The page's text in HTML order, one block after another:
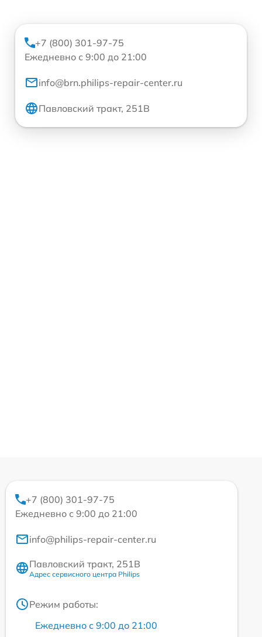
+7 (800) 301-97-75
Ежедневно с 9:00 до 21:00
info@brn.philips-repair-center.ru
Павловский тракт, 251В
+7 (800) 301-97-75
Ежедневно с 9:00 до 21:00
info@philips-repair-center.ru
Павловский тракт, 251В
Адрес сервисного центра Philips
Режим работы:
Ежедневно с 9:00 до 21:00